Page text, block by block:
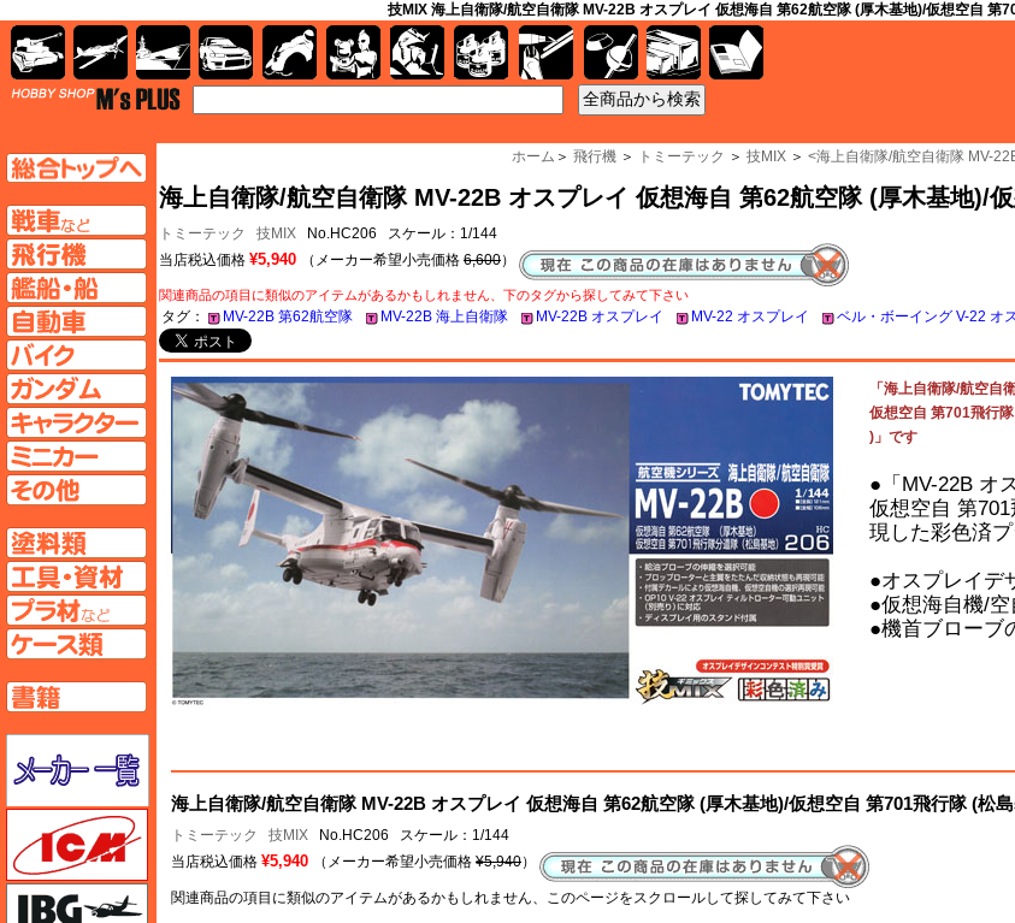
技MIX 海上自衛隊/航空自衛隊 MV-22B オスプレイ 仮想海自 第62航空隊 (厚木基地)/仮想空自 第
ホーム ＞ 飛行機 ＞ トミーテック ＞ 技MIX ＞ <海上自衛隊/航空自衛隊 MV-
海上自衛隊/航空自衛隊 MV-22B オスプレイ 仮想海自 第62航空隊 (厚木基地)/
トミーテック 技MIX No.HC206 スケール：1/144
当店税込価格 ¥5,940 （メーカー希望小売価格 6,600）
関連商品の項目に類似のアイテムがあるかもしれません、下のタグから探してみて下さい
タグ： MV-22B 第62航空隊 MV-22B 海上自衛隊 MV-22B オスプレイ MV-22 オスプレイ ベル・ボーイング V-22 オ
「海上自衛隊/航空自
仮想空自 第701飛行
)」です
●「MV-22B オ
仮想空自 第
現した彩色済
●オスプレイデ
●仮想海自機/
●機首ブローブ
海上自衛隊/航空自衛隊 MV-22B オスプレイ 仮想海自 第62航空隊 (厚木基地)/仮想空自 第701飛行隊 (松
トミーテック 技MIX No.HC206 スケール：1/144
当店税込価格 ¥5,940 （メーカー希望小売価格 ¥5,940）
関連商品の項目に類似のアイテムがあるかもしれません、このページをスクロールして探してみて下さい
AFV
自動車ページへ
バイクページへ
ガンダムページへ
キャラクターページへ
ミニカーページへ
その他ページへ
塗料ページへ
工具ページへ
書籍ページへ
IBG
AFV 飛行機 艦船 自動車 バイク キャラクターガンダム 塗料 工具 資材 ケース